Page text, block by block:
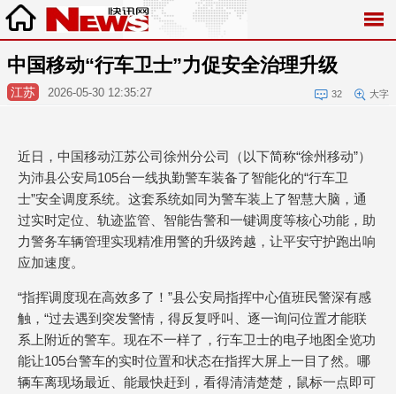
中国移动“行车卫士”力促安全治理升级
江苏 2026-05-30 12:35:27 32 大字
近日，中国移动江苏公司徐州分公司（以下简称“徐州移动”）
为沛县公安局105台一线执勤警车装备了智能化的“行车卫
士”安全调度系统。这套系统如同为警车装上了智慧大脑，通
过实时定位、轨迹监管、智能告警和一键调度等核心功能，助
力警务车辆管理实现精准用警的升级跨越，让平安守护跑出响
应加速度。
“指挥调度现在高效多了！”县公安局指挥中心值班民警深有感
触，“过去遇到突发警情，得反复呼叫、逐一询问位置才能联
系上附近的警车。现在不一样了，行车卫士的电子地图全览功
能让105台警车的实时位置和状态在指挥大屏上一目了然。哪
辆车离现场最近、能最快赶到，看得清清楚楚，鼠标一点即可